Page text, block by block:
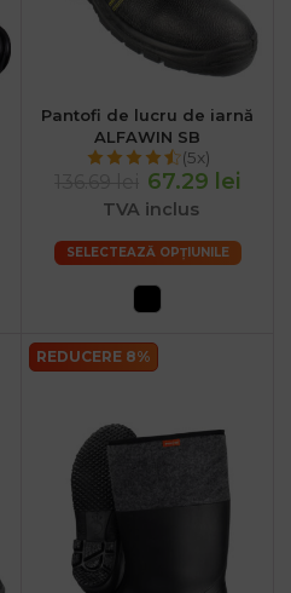
Pantofi de lucru de iarnă
ALFAWIN SB
(5x)
67.29 lei
TVA inclus
SELECTEAZĂ OPȚIUNILE
REDUCERE 8%